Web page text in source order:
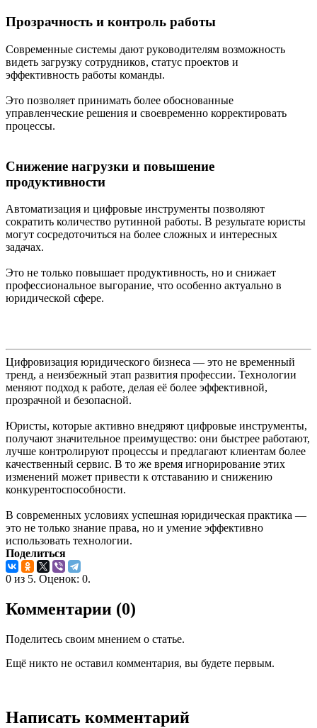
Прозрачность и контроль работы
Современные системы дают руководителям возможность
видеть загрузку сотрудников, статус проектов и
эффективность работы команды.
Это позволяет принимать более обоснованные
управленческие решения и своевременно корректировать
процессы.
Снижение нагрузки и повышение
продуктивности
Автоматизация и цифровые инструменты позволяют
сократить количество рутинной работы. В результате юристы
могут сосредоточиться на более сложных и интересных
задачах.
Это не только повышает продуктивность, но и снижает
профессиональное выгорание, что особенно актуально в
юридической сфере.
Цифровизация юридического бизнеса — это не временный
тренд, а неизбежный этап развития профессии. Технологии
меняют подход к работе, делая её более эффективной,
прозрачной и безопасной.
Юристы, которые активно внедряют цифровые инструменты,
получают значительное преимущество: они быстрее работают,
лучше контролируют процессы и предлагают клиентам более
качественный сервис. В то же время игнорирование этих
изменений может привести к отставанию и снижению
конкурентоспособности.
В современных условиях успешная юридическая практика —
это не только знание права, но и умение эффективно
использовать технологии.
Поделиться
0 из 5. Оценок: 0.
Комментарии (0)
Поделитесь своим мнением о статье.
Ещё никто не оставил комментария, вы будете первым.
Написать комментарий